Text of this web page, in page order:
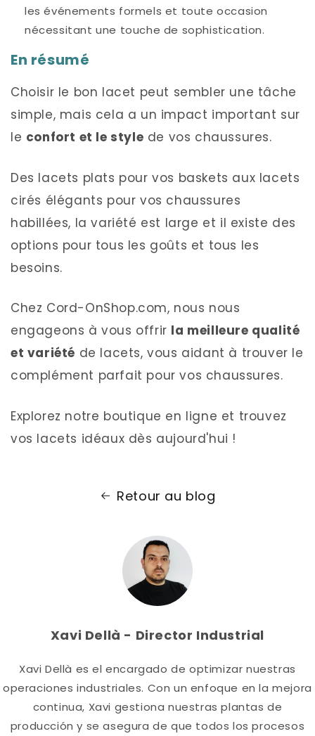
les événements formels et toute occasion
nécessitant une touche de sophistication.
En résumé
Choisir le bon lacet peut sembler une tâche
simple, mais cela a un impact important sur
le confort et le style de vos chaussures.
Des lacets plats pour vos baskets aux lacets
cirés élégants pour vos chaussures
habillées, la variété est large et il existe des
options pour tous les goûts et tous les
besoins.
Chez Cord-OnShop.com, nous nous
engageons à vous offrir la meilleure qualité
et variété de lacets, vous aidant à trouver le
complément parfait pour vos chaussures.
Explorez notre boutique en ligne et trouvez
vos lacets idéaux dès aujourd'hui !
Retour au blog
Xavi Dellà - Director Industrial
Xavi Dellà es el encargado de optimizar nuestras
operaciones industriales. Con un enfoque en la mejora
continua, Xavi gestiona nuestras plantas de
producción y se asegura de que todos los procesos